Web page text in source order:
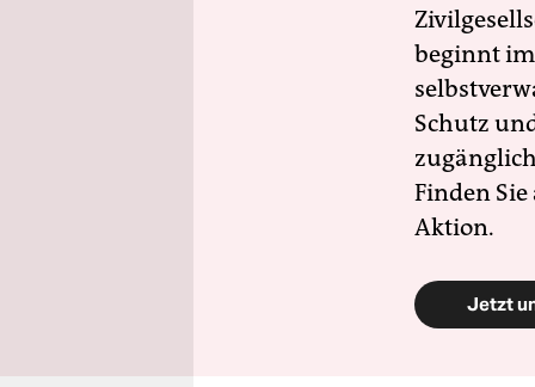
beginnt
Schutz
Finden
Aktion.
Jetzt